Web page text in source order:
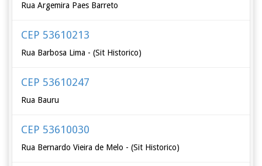
Rua Argemira Paes Barreto
CEP 53610213
Rua Barbosa Lima - (Sit Historico)
CEP 53610247
Rua Bauru
CEP 53610030
Rua Bernardo Vieira de Melo - (Sit Historico)